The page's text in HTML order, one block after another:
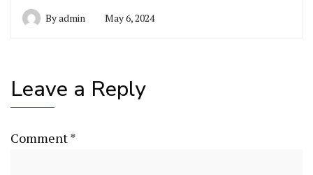
Byadmin May 6, 2024
Leave a Reply
Comment*